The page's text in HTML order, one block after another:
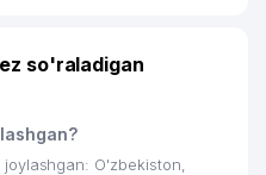
so'raladigan
joylashgan: O'zbekiston,